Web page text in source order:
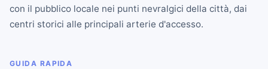
con il pubblico locale nei punti nevralgici della città, dai
centri storici alle principali arterie d'accesso.
GUIDA RAPIDA